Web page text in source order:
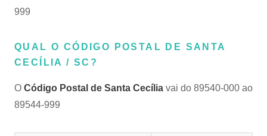
999
QUAL O CÓDIGO POSTAL DE SANTA
CECÍLIA / SC?
O Código Postal de Santa Cecília vai do 89540-000 ao
89544-999